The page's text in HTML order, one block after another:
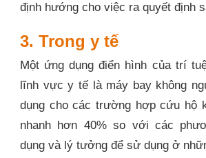
định hướng cho việc ra quyết định
3. Trong y tế
Một ứng dụng điển hình của trí
lĩnh vực y tế là máy bay không
dụng cho các trường hợp cứu hộ
nhanh hơn 40% so với các
dụng và lý tưởng để sử dụng ở